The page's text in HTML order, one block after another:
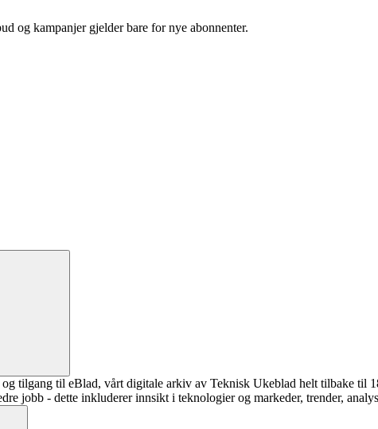
og kampanjer gjelder bare for nye abonnenter.
tilgang til eBlad, vårt digitale arkiv av Teknisk Ukeblad helt tilbake til
jobb - dette inkluderer innsikt i teknologier og markeder, trender,